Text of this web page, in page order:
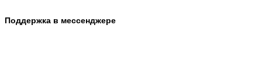
Поддержка в мессенджере